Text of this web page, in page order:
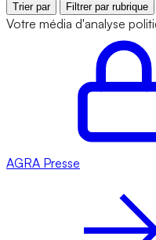
Trier par Filtrer par rubrique
Votre média d'analyse
AGRA Presse